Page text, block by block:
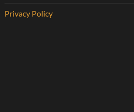
Privacy Policy